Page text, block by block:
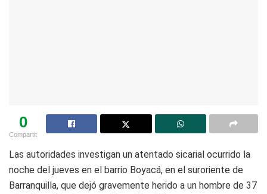
0
Compartit
Las autoridades investigan un atentado sicarial ocurrido la
noche del jueves en el barrio Boyacá, en el suroriente de
Barranquilla, que dejó gravemente herido a un hombre de 37